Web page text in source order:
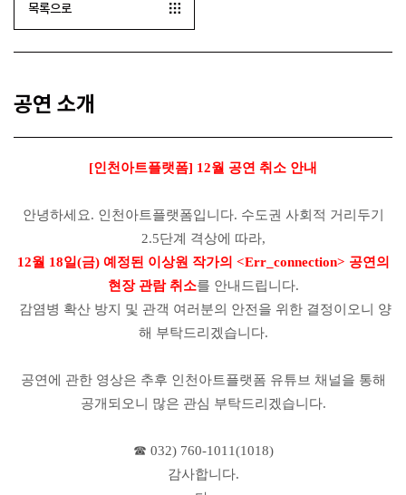
목록으로
공연 소개
[인천아트플랫폼] 12월 공연 취소 안내
안녕하세요. 인천아트플랫폼입니다. 수도권 사회적 거리두기
2.5단계 격상에 따라,
12월 18일(금) 예정된 이상원 작가의 <Err_connection> 공연의
현장 관람 취소를 안내드립니다.
감염병 확산 방지 및 관객 여러분의 안전을 위한 결정이오니 양
해 부탁드리겠습니다.
공연에 관한 영상은 추후 인천아트플랫폼 유튜브 채널을 통해
공개되오니 많은 관심 부탁드리겠습니다.
☎ 032) 760-1011(1018)
감사합니다.